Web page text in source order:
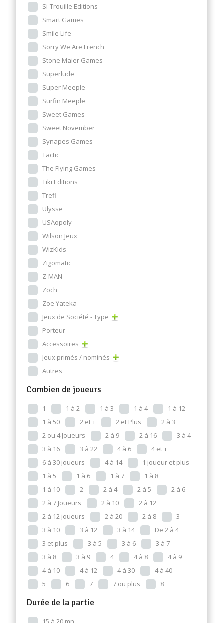
Si-Trouille Editions
Smart Games
Smile Life
Sorry We Are French
Stone Maier Games
Superlude
Super Meeple
Surfin Meeple
Sweet Games
Sweet November
Synapes Games
Tactic
The Flying Games
Tiki Editions
Trefl
Ulysse
USAopoly
Wilson Jeux
WizKids
Zigomatic
Z-MAN
Zoch
Zoe Yateka
Jeux de Société - Type
Porteur
Accessoires
Jeux primés / nominés
Autres
Combien de joueurs
1 1 à 2 1 à 3 1 à 4
1 à 12
1 à 50
2 et + 2 et Plus
2 à 3
2 ou 4 Joueurs
2 à 9 2 à 16
3 à 4
3 à 16
3 à 22 4 à 6
4 et +
6 à 30 joueurs
4 à 14
1 joueur et plus
1 à 5
1 à 6 1 à 7
1 à 8
1 à 10
2 2 à 4 2 à 5
2 à 6
2 à 7 Joueurs
2 à 10
2 à 12
2 à 12 joueurs
2 à 20 2 à 8
3
3 à 10
3 à 12 3 à 14
De 2 à 4
3 et plus
3 à 5 3 à 6
3 à 7
3 à 8
3 à 9 4 4 à 8
4 à 9
4 à 10
4 à 12 4 à 30
4 à 40
5
6 7 7 ou plus 8
Durée de la partie